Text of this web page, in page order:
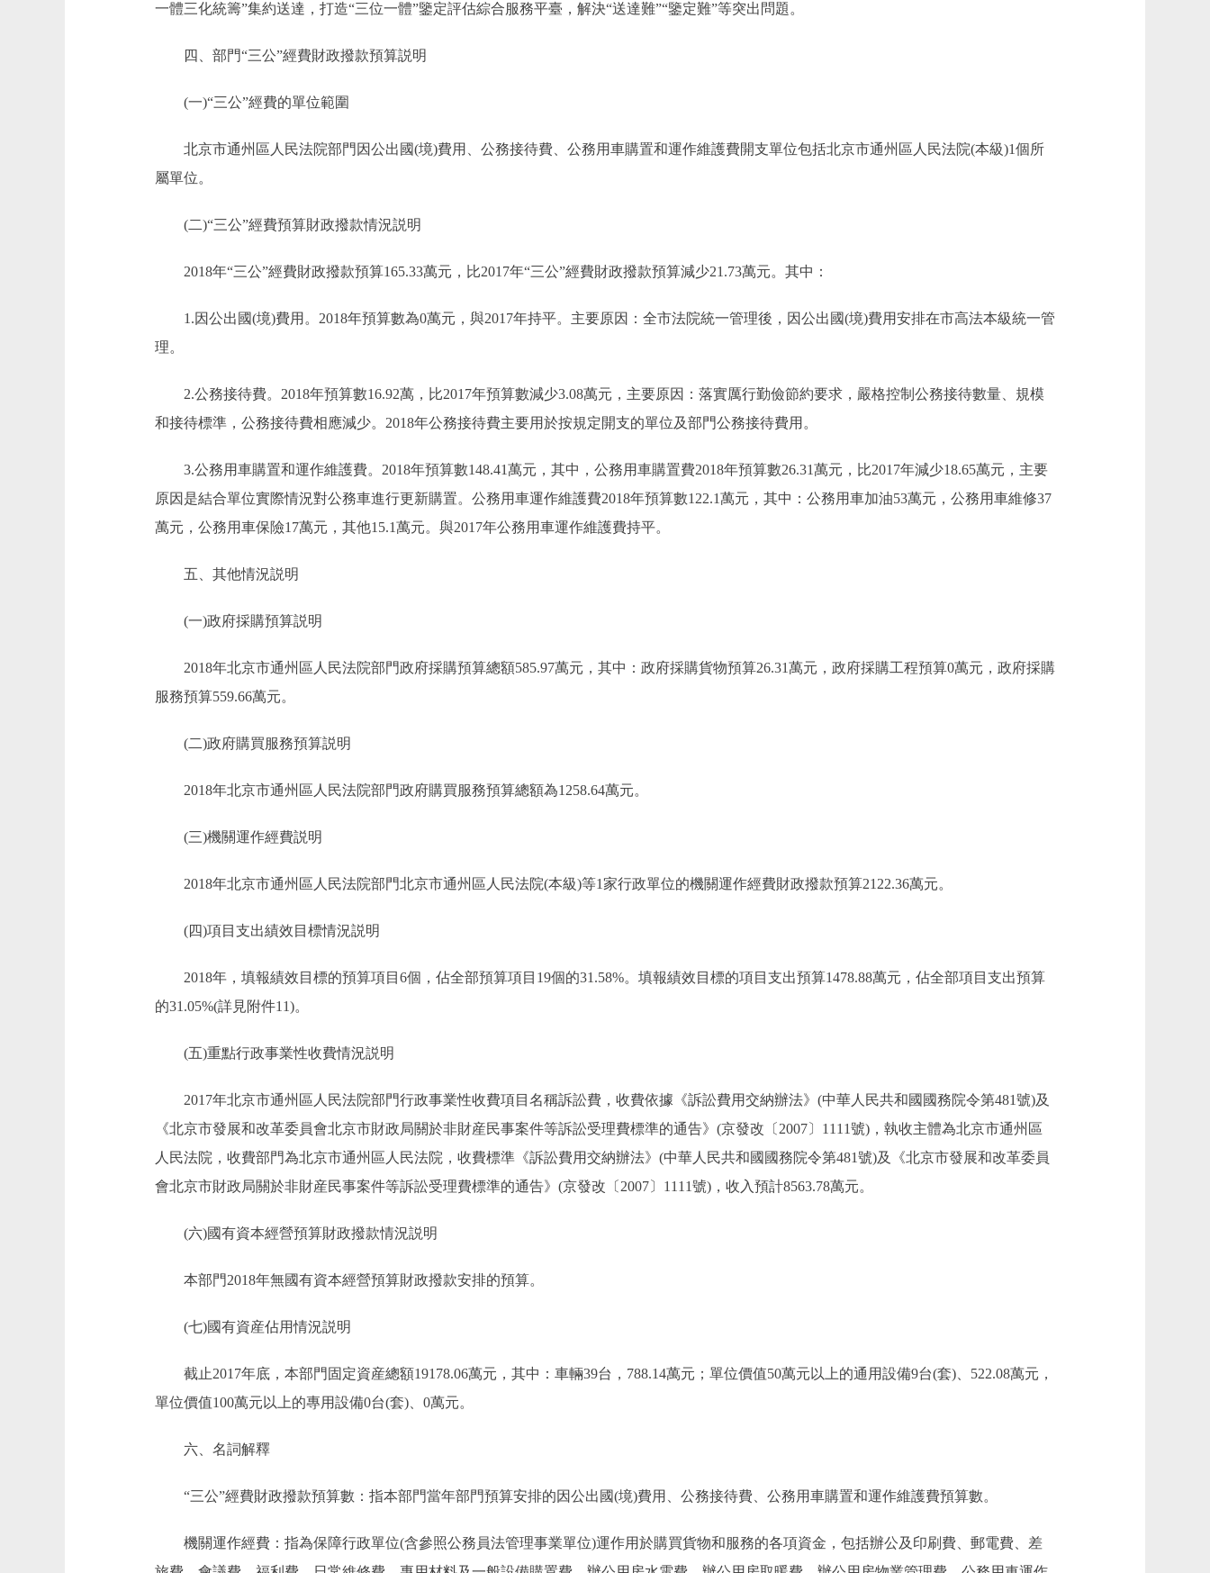
一體三化統籌”集約送達，打造“三位一體”鑒定評估綜合服務平臺，解決“送達難”“鑒定難”等突出問題。
四、部門“三公”經費財政撥款預算説明
(一)“三公”經費的單位範圍
北京市通州區人民法院部門因公出國(境)費用、公務接待費、公務用車購置和運作維護費開支單位包括北京市通州區人民法院(本級)1個所
屬單位。
(二)“三公”經費預算財政撥款情況説明
2018年“三公”經費財政撥款預算165.33萬元，比2017年“三公”經費財政撥款預算減少21.73萬元。其中：
1.因公出國(境)費用。2018年預算數為0萬元，與2017年持平。主要原因：全市法院統一管理後，因公出國(境)費用安排在市高法本級統一管
理。
2.公務接待費。2018年預算數16.92萬，比2017年預算數減少3.08萬元，主要原因：落實厲行勤儉節約要求，嚴格控制公務接待數量、規模
和接待標準，公務接待費相應減少。2018年公務接待費主要用於按規定開支的單位及部門公務接待費用。
3.公務用車購置和運作維護費。2018年預算數148.41萬元，其中，公務用車購置費2018年預算數26.31萬元，比2017年減少18.65萬元，主要
原因是結合單位實際情況對公務車進行更新購置。公務用車運作維護費2018年預算數122.1萬元，其中：公務用車加油53萬元，公務用車維修37
萬元，公務用車保險17萬元，其他15.1萬元。與2017年公務用車運作維護費持平。
五、其他情況説明
(一)政府採購預算説明
2018年北京市通州區人民法院部門政府採購預算總額585.97萬元，其中：政府採購貨物預算26.31萬元，政府採購工程預算0萬元，政府採購
服務預算559.66萬元。
(二)政府購買服務預算説明
2018年北京市通州區人民法院部門政府購買服務預算總額為1258.64萬元。
(三)機關運作經費説明
2018年北京市通州區人民法院部門北京市通州區人民法院(本級)等1家行政單位的機關運作經費財政撥款預算2122.36萬元。
(四)項目支出績效目標情況説明
2018年，填報績效目標的預算項目6個，佔全部預算項目19個的31.58%。填報績效目標的項目支出預算1478.88萬元，佔全部項目支出預算
的31.05%(詳見附件11)。
(五)重點行政事業性收費情況説明
2017年北京市通州區人民法院部門行政事業性收費項目名稱訴訟費，收費依據《訴訟費用交納辦法》(中華人民共和國國務院令第481號)及
《北京市發展和改革委員會北京市財政局關於非財産民事案件等訴訟受理費標準的通告》(京發改〔2007〕1111號)，執收主體為北京市通州區
人民法院，收費部門為北京市通州區人民法院，收費標準《訴訟費用交納辦法》(中華人民共和國國務院令第481號)及《北京市發展和改革委員
會北京市財政局關於非財産民事案件等訴訟受理費標準的通告》(京發改〔2007〕1111號)，收入預計8563.78萬元。
(六)國有資本經營預算財政撥款情況説明
本部門2018年無國有資本經營預算財政撥款安排的預算。
(七)國有資産佔用情況説明
截止2017年底，本部門固定資産總額19178.06萬元，其中：車輛39台，788.14萬元；單位價值50萬元以上的通用設備9台(套)、522.08萬元，
單位價值100萬元以上的專用設備0台(套)、0萬元。
六、名詞解釋
“三公”經費財政撥款預算數：指本部門當年部門預算安排的因公出國(境)費用、公務接待費、公務用車購置和運作維護費預算數。
機關運作經費：指為保障行政單位(含參照公務員法管理事業單位)運作用於購買貨物和服務的各項資金，包括辦公及印刷費、郵電費、差